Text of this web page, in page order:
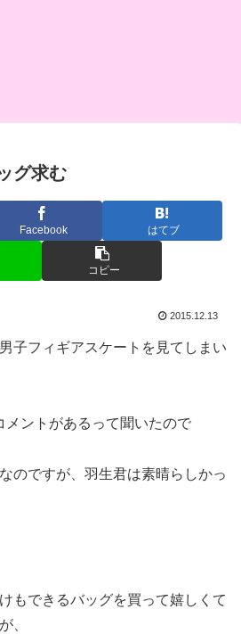
グ求む
Facebook はてブ
コピー
2015.12.13
子フィギアスケートを見てしまい
メントがあるって聞いたので
のですが、羽生君は素晴らしかっ
もできるバッグを買って嬉しくて
、